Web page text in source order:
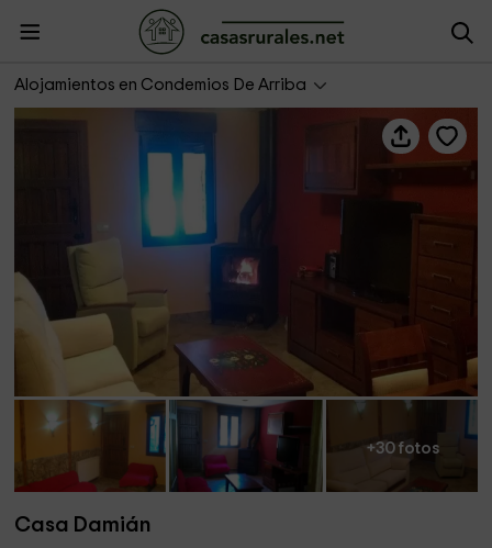
Alojamientos en Condemios De Arriba
+30 fotos
Casa Damián